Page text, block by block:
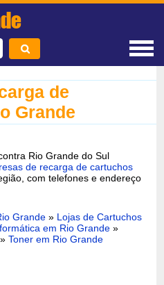
de
Grande
Rio Grande do Sul
de recarga de cartuchos
com telefones e endereço
Grande » Lojas de Cartuchos
em Rio Grande »
»Toner em Rio Grande